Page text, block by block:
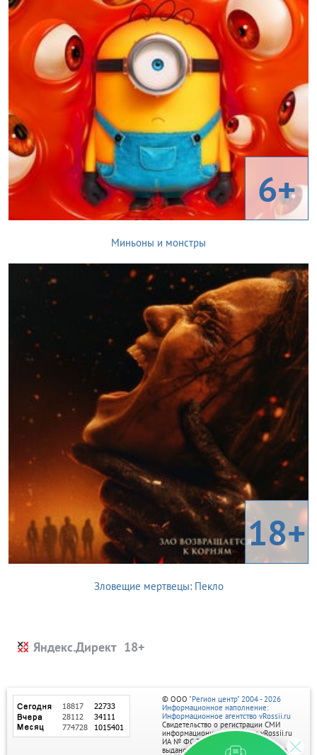
6+
Миньоны и монстры
18+
Зловещие мертвецы: Пекло
Яндекс.Директ
© ООО "Регион центр" 2004 - 2026
Информационное наполнение:
Информационное агентство vRossii.ru
Свидетельство о регистрации СМИ
информационного агентства vRossii.ru
ИА № ФС 77‑35502
выдано РОСКОМНАДЗОРом 04 марта